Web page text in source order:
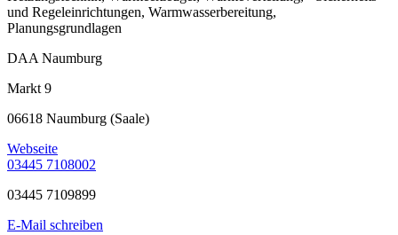
und Regeleinrichtungen, Warmwasserbereitung,
Planungsgrundlagen
DAA Naumburg
Markt 9
06618 Naumburg (Saale)
Webseite
03445 7108002
03445 7109899
E-Mail schreiben